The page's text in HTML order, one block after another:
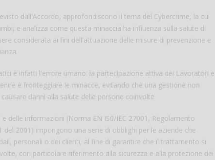
dall'Accordo, approfondiscono il tema del Cybercrime, la cui
e analizza come questa minaccia ha influenza sulla salute di
considerata ai fini dell'attuazione delle misure di prevenzione e
è infatti l'errore umano: la partecipazione attiva dei Lavoratori e
e fronteggiare le minacce, evitando che una gestione non
danni alla salute delle persone coinvolte
delle informazioni (Norma EN IS0/IEC 27001, Regolamento
2001) impongono una serie di obblighi per le aziende che
personali o dei clienti, al fine di garantire che il trattamento si
con particolare riferimento alla sicurezza e alla protezione dei